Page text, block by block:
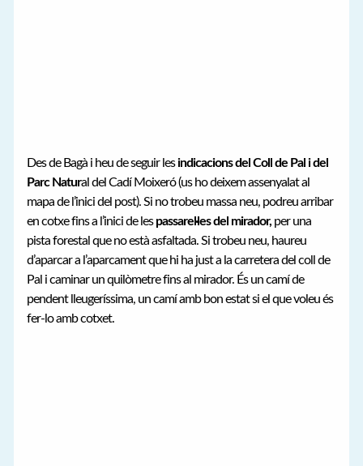
Des de Bagà i heu de seguir lesindicacions del Coll de Pal i del
Parc Natural del Cadí Moixeró (us ho deixem assenyalat al
mapa de l’inici del post). Si no trobeu massa neu, podreu arribar
en cotxe fins a l’inici de lespassarel·les del mirador, per una
pista forestal que no està asfaltada. Si trobeu neu, haureu
d’aparcar a l’aparcament que hi ha just a la carretera del coll de
Pal i caminar un quilòmetre fins al mirador. És un camí de
pendent lleugeríssima, un camí amb bon estat si el que voleu és
fer-lo amb cotxet.